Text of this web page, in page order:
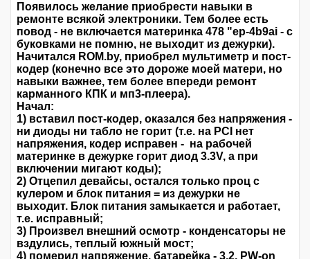
Появилось желание приобрести навыки в
ремонте всякой электроники. Тем более есть
повод - не включается материнка 478 "ep-4b9ai - с
буковками не помню, не выходит из дежурки).
Начитался ROM.by, приобрел мультиметр и пост-
кодер (конечно все это дороже моей матери, но
навыки важнее, тем более впереди ремонт
карманного КПК и мп3-плеера).
Начал:
1) вставил пост-кодер, оказался без напряжения -
ни диоды ни табло не горит (т.е. на PCI нет
напряжения, кодер исправен - на рабочей
материнке в дежурке горит диод 3.3V, а при
включении мигают коды);
2) Отцепил девайсы, остался только проц с
кулером и блок питания = из дежурки не
выходит. Блок питания замыкается и работает,
т.е. исправный;
3) Произвел внешний осмотр - конденсаторы не
вздулись, теплый южный мост;
4) померил напряжение, батарейка - 3,2, PW-on